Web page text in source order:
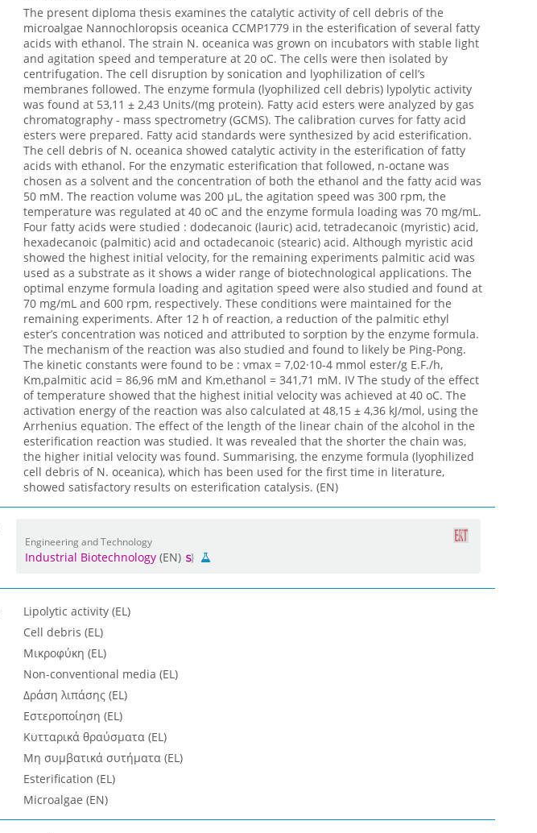
The present diploma thesis examines the catalytic activity of cell debris of the
microalgae Nannochloropsis oceanica CCMP1779 in the esterification of several fatty
acids with ethanol. The strain N. oceanica was grown on incubators with stable light
and agitation speed and temperature at 20 oC. The cells were then isolated by
centrifugation. The cell disruption by sonication and lyophilization of cell’s
membranes followed. The enzyme formula (lyophilized cell debris) lypolytic activity
was found at 53,11 ± 2,43 Units/(mg protein). Fatty acid esters were analyzed by gas
chromatography - mass spectrometry (GCMS). The calibration curves for fatty acid
esters were prepared. Fatty acid standards were synthesized by acid esterification.
The cell debris of N. oceanica showed catalytic activity in the esterification of fatty
acids with ethanol. For the enzymatic esterification that followed, n-octane was
chosen as a solvent and the concentration of both the ethanol and the fatty acid was
50 mM. The reaction volume was 200 μL, the agitation speed was 300 rpm, the
temperature was regulated at 40 oC and the enzyme formula loading was 70 mg/mL.
Four fatty acids were studied : dodecanoic (lauric) acid, tetradecanoic (myristic) acid,
hexadecanoic (palmitic) acid and octadecanoic (stearic) acid. Although myristic acid
showed the highest initial velocity, for the remaining experiments palmitic acid was
used as a substrate as it shows a wider range of biotechnological applications. The
optimal enzyme formula loading and agitation speed were also studied and found at
70 mg/mL and 600 rpm, respectively. These conditions were maintained for the
remaining experiments. After 12 h of reaction, a reduction of the palmitic ethyl
ester’s concentration was noticed and attributed to sorption by the enzyme formula.
The mechanism of the reaction was also studied and found to likely be Ping-Pong.
The kinetic constants were found to be : vmax = 7,02·10-4 mmol ester/g E.F./h,
Κm,palmitic acid = 86,96 mM and Κm,ethanol = 341,71 mM. IV The study of the effect
of temperature showed that the highest initial velocity was achieved at 40 oC. The
activation energy of the reaction was also calculated at 48,15 ± 4,36 kJ/mol, using the
Arrhenius equation. The effect of the length of the linear chain of the alcohol in the
esterification reaction was studied. It was revealed that the shorter the chain was,
the higher initial velocity was found. Summarising, the enzyme formula (lyophilized
cell debris of N. oceanica), which has been used for the first time in literature,
showed satisfactory results on esterification catalysis. (EN)
Engineering and Technology
Industrial Biotechnology(EN)
Lipolytic activity (EL)
Cell debris (EL)
Μικροφύκη (EL)
Non-conventional media (EL)
Δράση λιπάσης (EL)
Εστεροποίηση (EL)
Κυτταρικά θραύσματα (EL)
Μη συμβατικά συτήματα (EL)
Esterification (EL)
Microalgae (EN)